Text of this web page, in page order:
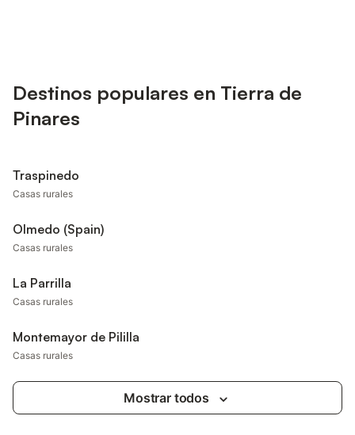
Destinos populares en Tierra de
Pinares
Traspinedo
Casas rurales
Olmedo (Spain)
Casas rurales
La Parrilla
Casas rurales
Montemayor de Pililla
Casas rurales
Mostrar todos